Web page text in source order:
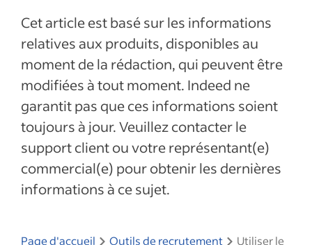
Cet article est basé sur les informations
relatives aux produits, disponibles au
moment de la rédaction, qui peuvent être
modifiées à tout moment. Indeed ne
garantit pas que ces informations soient
toujours à jour. Veuillez contacter le
support client ou votre représentant(e)
commercial(e) pour obtenir les dernières
informations à ce sujet.
Page d'accueil Outils de recrutement
Utiliser le